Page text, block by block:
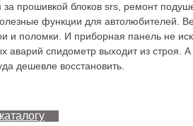
прошивкой блоков srs, ремонт
функции для автолюбителей.
и поломки. И приборная панель не
аварий спидометр выходит из строя.
дешевле восстановить.